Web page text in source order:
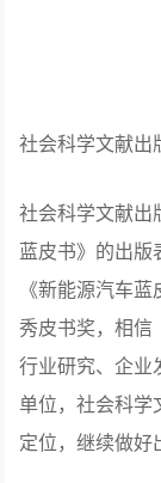
社会科学文献
社会科学文献出
《新能源汽车蓝
秀皮书奖，相信
行业研究、企
单位，社会科学
定位，继续做好